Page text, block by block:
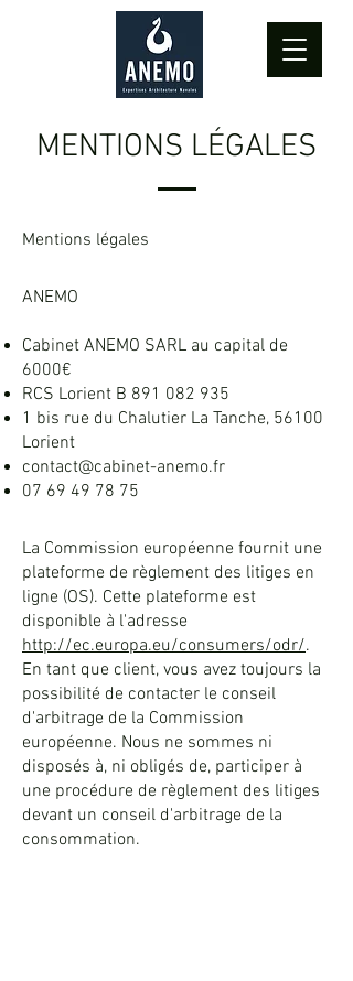
MENTIONS LÉGALES
Mentions légales
ANEMO
Cabinet ANEMO SARL au capital de
6000€
RCS Lorient B 891 082 935
1 bis rue du Chalutier La Tanche, 56100
Lorient
contact@cabinet-anemo.fr
07 69 49 78 75
La Commission européenne fournit une
plateforme de règlement des litiges en
ligne (OS). Cette plateforme est
disponible à l'adresse
http://ec.europa.eu/consumers/odr/.
En tant que client, vous avez toujours la
possibilité de contacter le conseil
d'arbitrage de la Commission
européenne. Nous ne sommes ni
disposés à, ni obligés de, participer à
une procédure de règlement des litiges
devant un conseil d'arbitrage de la
consommation.